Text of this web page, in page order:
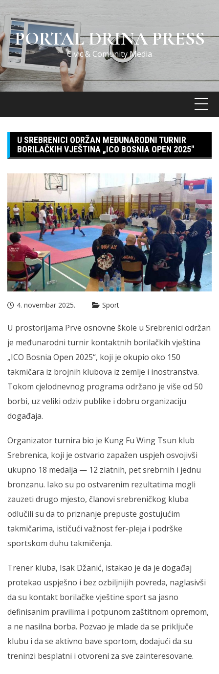
Skip
to
contentPORTAL DRINA PRESS
Civic & Comunity Media
U SREBRENICI ODRŽAN MEĐUNARODNI TURNIR
BORILAČKIH VJEŠTINA „ICO BOSNIA OPEN 2025″
4. novembar 2025. Sport
U prostorijama Prve osnovne škole u Srebrenici održan
je međunarodni turnir kontaktnih borilačkih vještina
„ICO Bosnia Open 2025“, koji je okupio oko 150
takmičara iz brojnih klubova iz zemlje i inostranstva.
Tokom cjelodnevnog programa održano je više od 50
borbi, uz veliki odziv publike i dobru organizaciju
događaja.
Organizator turnira bio je Kung Fu Wing Tsun klub
Srebrenica, koji je ostvario zapažen uspjeh osvojivši
ukupno 18 medalja — 12 zlatnih, pet srebrnih i jednu
bronzanu. Iako su po ostvarenim rezultatima mogli
zauzeti drugo mjesto, članovi srebreničkog kluba
odlučili su da to priznanje prepuste gostujućim
takmičarima, ističući važnost fer-pleja i podrške
sportskom duhu takmičenja.
Trener kluba, Isak Džanić, istakao je da je događaj
protekao uspješno i bez ozbiljnijih povreda, naglasivši
da su kontakt borilačke vještine sport sa jasno
definisanim pravilima i potpunom zaštitnom opremom,
a ne nasilna borba. Pozvao je mlade da se priključe
klubu i da se aktivno bave sportom, dodajući da su
treninzi besplatni i otvoreni za sve zainteresovane.